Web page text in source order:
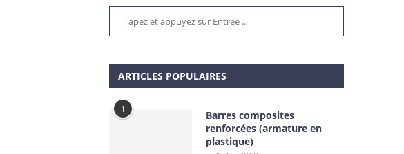
ARTICLES POPULAIRES
1
Barres composites
renforcées (armature en
plastique)